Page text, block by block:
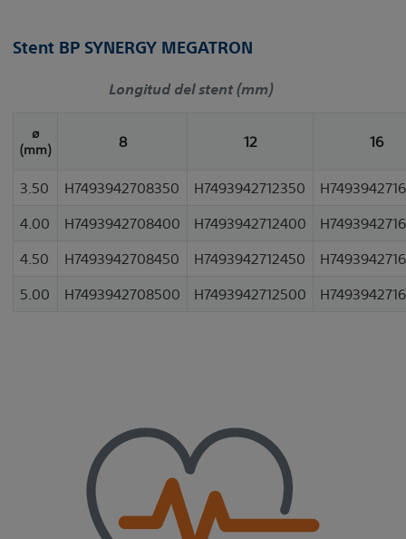
Stent BP SYNERGY MEGATRON
Longitud del stent (mm)
ø
(mm)
8 12 16
3.50 H7493942708350 H7493942712350
4.00
H7493942708400 H7493942712400
4.50
H7493942708450 H7493942712450
5.00
H7493942708500 H7493942712500